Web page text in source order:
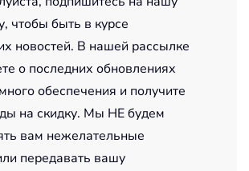
чтобы быть в курсе
новостей. В нашей рассылке
о последних обновлениях
обеспечения и получите
на скидку. Мы НЕ будем
вам нежелательные
передавать вашу